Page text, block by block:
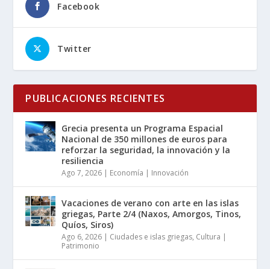
Facebook
Twitter
PUBLICACIONES RECIENTES
Grecia presenta un Programa Espacial
Nacional de 350 millones de euros para
reforzar la seguridad, la innovación y la
resiliencia
Ago 7, 2026 | Economía | Innovación
Vacaciones de verano con arte en las islas
griegas, Parte 2/4 (Naxos, Amorgos, Tinos,
Quíos, Siros)
Ago 6, 2026 | Ciudades e islas griegas, Cultura |
Patrimonio